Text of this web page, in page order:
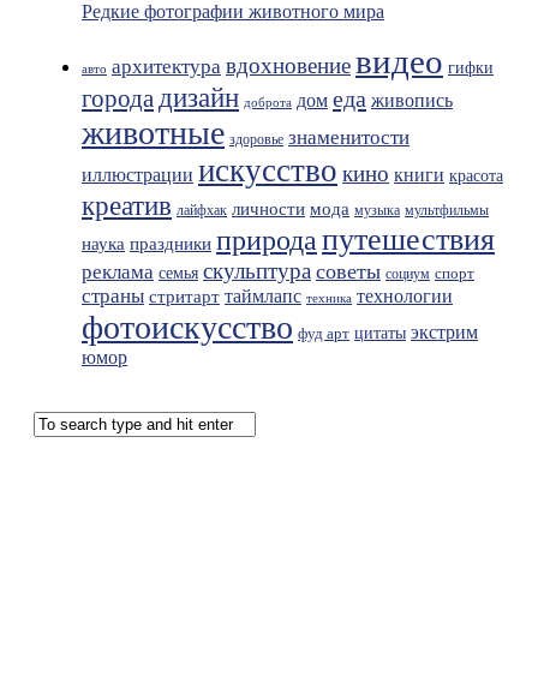
Редкие фотографии животного мира
авто архитектура вдохновениевидео гифки
городадизайн доброта дом еда живопись
животные здоровье знаменитости
иллюстрации искусство кино книги красота
креатив лайфхак личности мода музыка мультфильмы
наука праздники природапутешествия
реклама семья скульптура советы социум спорт
страны стритарт таймлапс техника технологии
фотоискусство фуд арт цитаты экстрим
юмор